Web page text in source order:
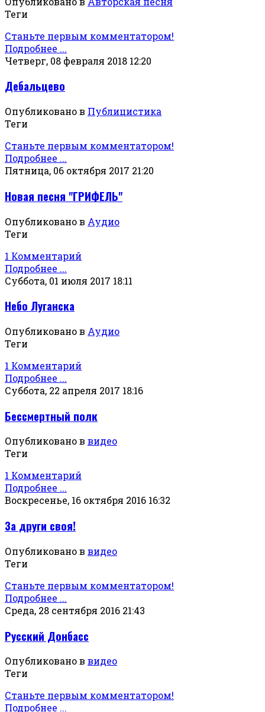
Теги
Станьте первым комментатором!
Подробнее ...
Четверг, 08 февраля 2018 12:20
Дебальцево
Опубликовано в Публицистика
Теги
Станьте первым комментатором!
Подробнее ...
Пятница, 06 октября 2017 21:20
Новая песня "ГРИФЕЛЬ"
Опубликовано в Аудио
Теги
1 Комментарий
Подробнее ...
Суббота, 01 июля 2017 18:11
Небо Луганска
Опубликовано в Аудио
Теги
1 Комментарий
Подробнее ...
Суббота, 22 апреля 2017 18:16
Бессмертный полк
Опубликовано в видео
Теги
1 Комментарий
Подробнее ...
Воскресенье, 16 октября 2016 16:32
За други своя!
Опубликовано в видео
Теги
Станьте первым комментатором!
Подробнее ...
Среда, 28 сентября 2016 21:43
Русский Донбасс
Опубликовано в видео
Теги
Станьте первым комментатором!
Подробнее ...